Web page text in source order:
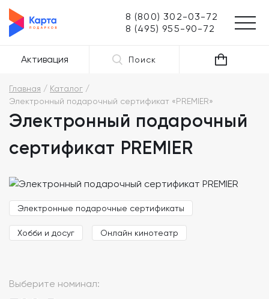
8 (800) 302-03-72
8 (495) 955-90-72
Активация Поиск
Главная
Каталог
Электронный подарочный сертификат «PREMIER»
Электронный подарочный
сертификат PREMIER
Электронные подарочные сертификаты
Хобби и досуг Онлайн кинотеатр
Выберите номинал: